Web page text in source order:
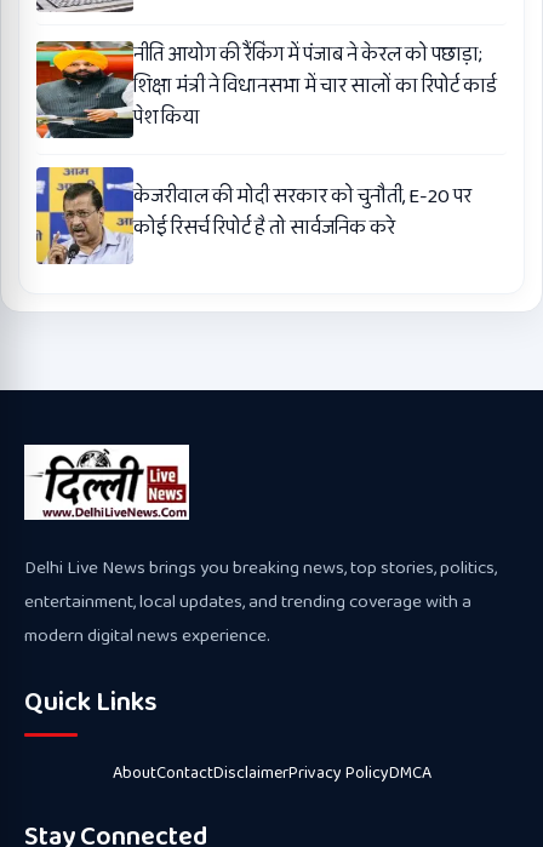
नीति आयोग की रैंकिंग में पंजाब ने केरल को पछाड़ा;
शिक्षा मंत्री ने विधानसभा में चार सालों का रिपोर्ट कार्ड
पेश किया
केजरीवाल की मोदी सरकार को चुनौती, E-20 पर
कोई रिसर्च रिपोर्ट है तो सार्वजनिक करे
Delhi Live News brings you breaking news, top stories, politics,
entertainment, local updates, and trending coverage with a
modern digital news experience.
Quick Links
AboutContactDisclaimerPrivacy PolicyDMCA
Stay Connected